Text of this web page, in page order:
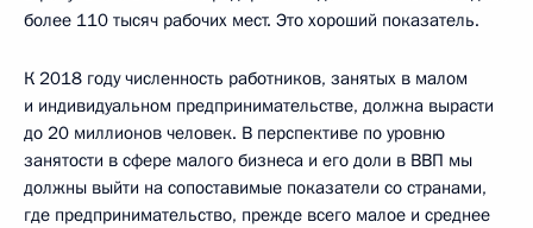
более 110 тысяч рабочих мест. Это хороший показатель.
К 2018 году численность работников, занятых в малом
и индивидуальном предпринимательстве, должна вырасти
до 20 миллионов человек. В перспективе по уровню
занятости в сфере малого бизнеса и его доли в ВВП мы
должны выйти на сопоставимые показатели со странами,
где предпринимательство, прежде всего малое и среднее